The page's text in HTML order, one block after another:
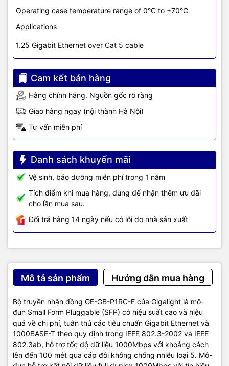
Operating case temperature range of 0°C to +70°C
Applications
1.25 Gigabit Ethernet over Cat 5 cable
Cam kết bán hàng
Hàng chính hãng. Nguồn gốc rõ ràng
Giao hàng ngay (nội thành Hà Nội)
Tư vấn miễn phí
Danh sách khuyến mãi
Vệ sinh, bảo dưỡng miễn phí trong 1 năm
Tích điểm khi mua hàng, dùng để nhận thêm ưu đãi
cho lần mua sau.
Đổi trả hàng 14 ngày nếu có lỗi do nhà sản xuất
Mô tả sản phẩm Hướng dẫn mua hàng
Bộ truyền nhận đồng GE-GB-P1RC-E của Gigalight là mô-
đun Small Form Pluggable (SFP) có hiệu suất cao và hiệu
quả về chi phí, tuân thủ các tiêu chuẩn Gigabit Ethernet và
1000BASE-T theo quy định trong IEEE 802.3-2002 và IEEE
802.3ab, hỗ trợ tốc độ dữ liệu 1000Mbps với khoảng cách
lên đến 100 mét qua cáp đôi không chống nhiễu loại 5. Mô-